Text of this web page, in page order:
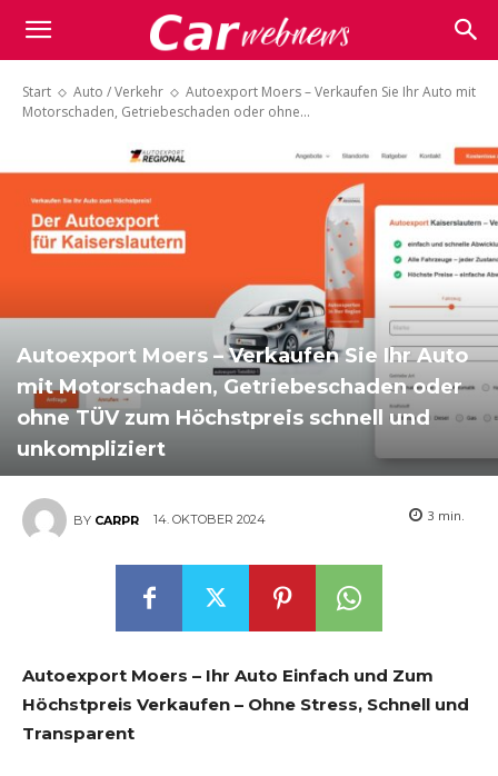
Carwebnews.com
Start Auto / Verkehr
Autoexport Moers – Verkaufen Sie Ihr Auto mit
Motorschaden, Getriebeschaden oder ohne...
Autoexport Moers – Verkaufen Sie Ihr Auto
mit Motorschaden, Getriebeschaden oder
ohne TÜV zum Höchstpreis schnell und
unkompliziert
BY CARPR 14. OKTOBER 2024 3 min.
Autoexport Moers – Ihr Auto Einfach und Zum
Höchstpreis Verkaufen – Ohne Stress, Schnell und
Transparent